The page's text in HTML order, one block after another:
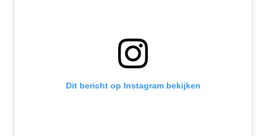
Dit bericht op Instagram bekijken